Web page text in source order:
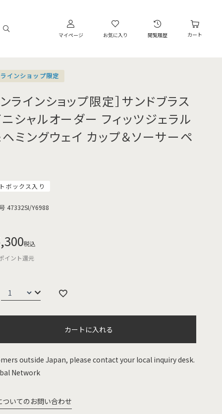
マイページ お気に入り 閲覧履歴 カート
インショップ限定
ンラインショップ限定］サンドブラス
ニシャルオーダー フィッツジェラル
ヘミングウェイ カップ＆ソーサーペ
ボックス入り
47332SI/Y6988
税込
イント還元
カートに入れる
outside Japan, please contact your local inquiry desk.
Network
ついてのお問い合わせ